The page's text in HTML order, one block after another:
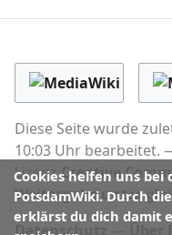
Cookies helfen uns
PotsdamWiki. Durch
erklärst du dich damit
Diese Seite wurde
10:03 Uhr bearbeitet.
LizenzCreative
Weitergabe unter
Datenschutz